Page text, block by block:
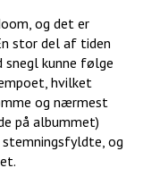
og det er
stor del af tiden
snegl kunne følge
hvilket
og nærmest
på albummet)
og